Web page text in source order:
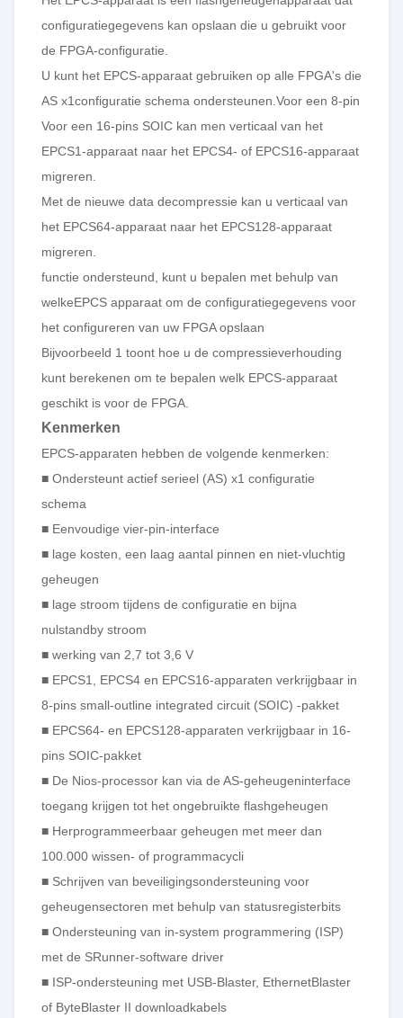
configuratiegegevens kan opslaan die u gebruikt voor
de FPGA-configuratie.
U kunt het EPCS-apparaat gebruiken op alle FPGA's die
AS x1configuratie schema ondersteunen.Voor een 8-pin
Voor een 16-pins SOIC kan men verticaal van het
EPCS1-apparaat naar het EPCS4- of EPCS16-apparaat
migreren.
Met de nieuwe data decompressie kan u verticaal van
het EPCS64-apparaat naar het EPCS128-apparaat
migreren.
functie ondersteund, kunt u bepalen met behulp van
welkeEPCS apparaat om de configuratiegegevens voor
het configureren van uw FPGA opslaan
Bijvoorbeeld 1 toont hoe u de compressieverhouding
kunt berekenen om te bepalen welk EPCS-apparaat
geschikt is voor de FPGA.
Kenmerken
EPCS-apparaten hebben de volgende kenmerken:
■ Ondersteunt actief serieel (AS) x1 configuratie
schema
■ Eenvoudige vier-pin-interface
■ lage kosten, een laag aantal pinnen en niet-vluchtig
geheugen
■ lage stroom tijdens de configuratie en bijna
nulstandby stroom
■ werking van 2,7 tot 3,6 V
■ EPCS1, EPCS4 en EPCS16-apparaten verkrijgbaar in
8-pins small-outline integrated circuit (SOIC) -pakket
■ EPCS64- en EPCS128-apparaten verkrijgbaar in 16-
pins SOIC-pakket
■ De Nios-processor kan via de AS-geheugeninterface
toegang krijgen tot het ongebruikte flashgeheugen
■ Herprogrammeerbaar geheugen met meer dan
100.000 wissen- of programmacycli
■ Schrijven van beveiligingsondersteuning voor
geheugensectoren met behulp van statusregisterbits
■ Ondersteuning van in-system programmering (ISP)
met de SRunner-software driver
■ ISP-ondersteuning met USB-Blaster, EthernetBlaster
of ByteBlaster II downloadkabels